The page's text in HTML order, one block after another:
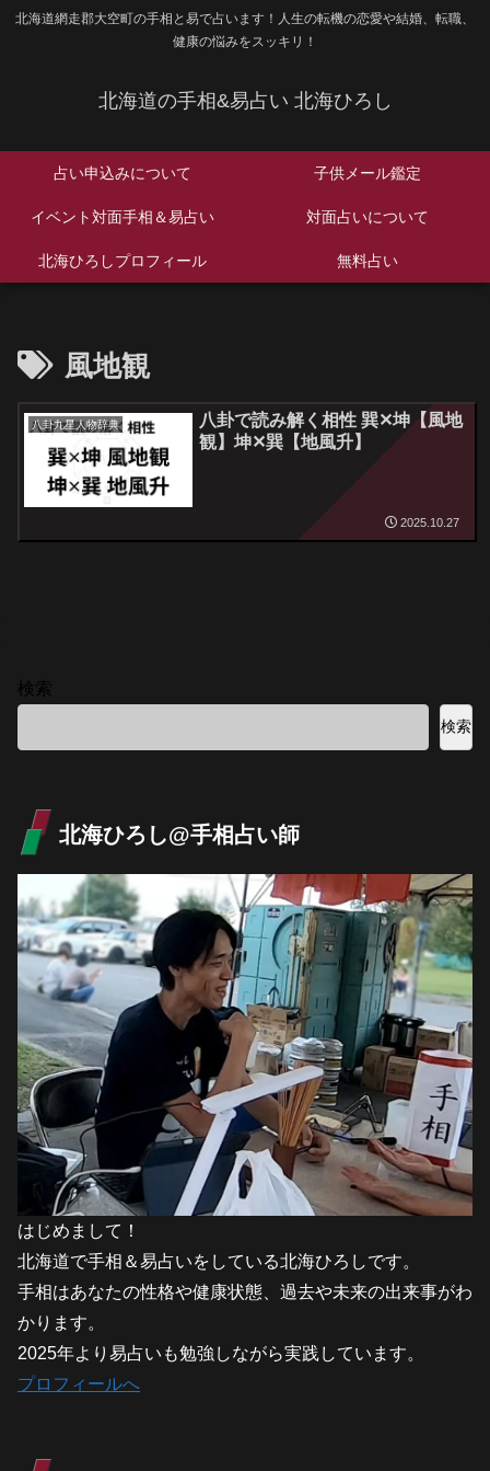
北海道網走郡大空町の手相と易で占います！人生の転機の恋愛や結婚、転職、
健康の悩みをスッキリ！
北海道の手相&易占い 北海ひろし
占い申込みについて 子供メール鑑定
イベント対面手相＆易占い 対面占いについて
北海ひろしプロフィール 無料占い
風地観
八卦九星人物辞典
八卦で読み解く相性 巽✕坤【風地
観】坤✕巽【地風升】
2025.10.27
検索
検索
北海ひろし@手相占い師
はじめまして！
北海道で手相＆易占いをしている北海ひろしです。
手相はあなたの性格や健康状態、過去や未来の出来事がわ
かります。
2025年より易占いも勉強しながら実践しています。
プロフィールへ